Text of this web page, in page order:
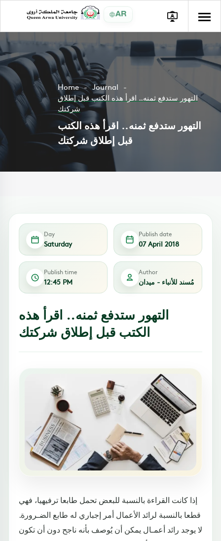
AR
Home
Journal
التهور ستدفع ثمنه.. اقرأ هذه الكتب قبل إطلاق
شركتك
التهور ستدفع ثمنه.. اقرأ هذه الكتب
قبل إطلاق شركتك
Day
Saturday
Publish date
07 April 2018
Publish time
12:45 PM
Author
مُسند للأنباء - ميدان
التهور ستدفع ثمنه.. اقرأ هذه
الكتب قبل إطلاق شركتك
إذا كانت القراءة بالنسبة للبعض تحمل طابعا ترفيهيا، فهي
قطعا بالنسبة لرائد الأعمال أمر إجباري له طابع الضـرورة.
لا يوجد رائد أعمـال يمكن أن يُوصف بأنه ناجح دون أن تكون